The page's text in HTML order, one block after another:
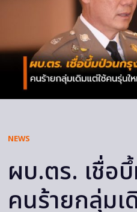
NEWS
ผบ.ตร. เชื่อ
คนร้ายกลุ่ม